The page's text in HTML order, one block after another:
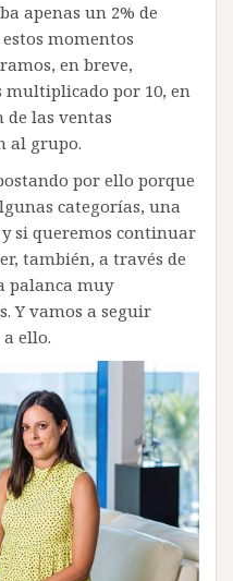
apenas un 2% de
momentos
en breve,
multiplicado por 10, en
de las ventas
al grupo.
por ello porque
categorías, una
si queremos continuar
también, a través de
palanca muy
Y vamos a seguir
ello.